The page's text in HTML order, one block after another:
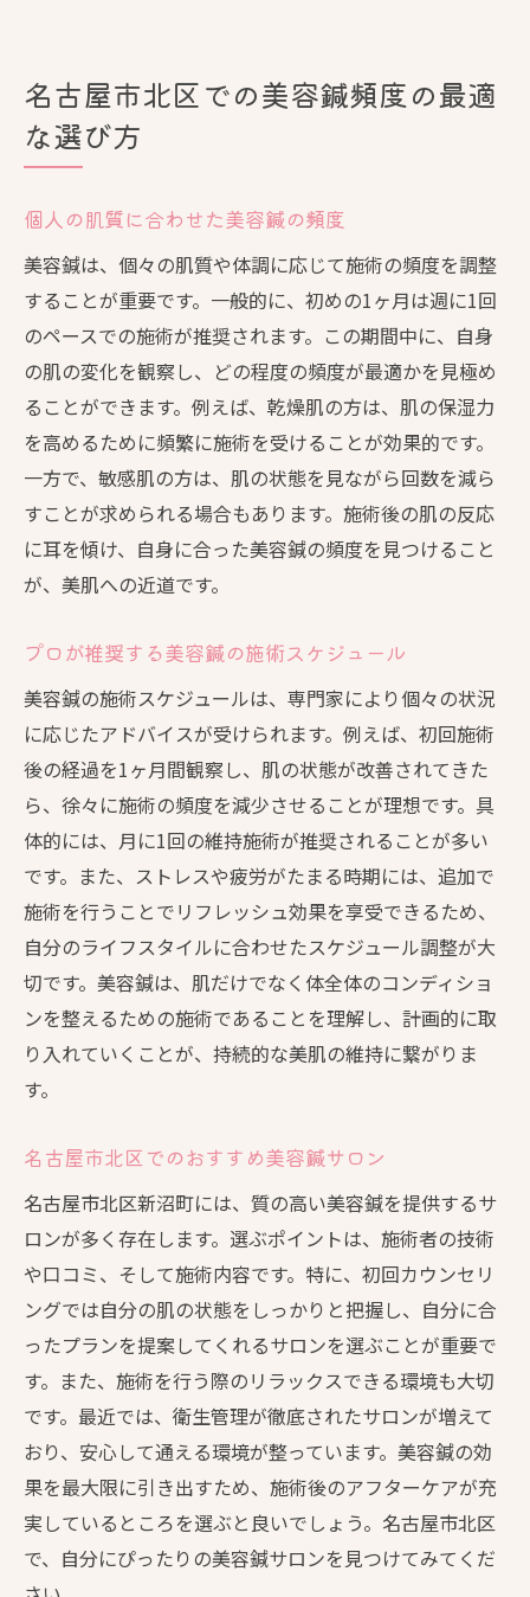
名古屋市北区での美容鍼頻度の最適
な選び方
個人の肌質に合わせた美容鍼の頻度
美容鍼は、個々の肌質や体調に応じて施術の頻度を調整
することが重要です。一般的に、初めの1ヶ月は週に1回
のペースでの施術が推奨されます。この期間中に、自身
の肌の変化を観察し、どの程度の頻度が最適かを見極め
ることができます。例えば、乾燥肌の方は、肌の保湿力
を高めるために頻繁に施術を受けることが効果的です。
一方で、敏感肌の方は、肌の状態を見ながら回数を減ら
すことが求められる場合もあります。施術後の肌の反応
に耳を傾け、自身に合った美容鍼の頻度を見つけること
が、美肌への近道です。
プロが推奨する美容鍼の施術スケジュール
美容鍼の施術スケジュールは、専門家により個々の状況
に応じたアドバイスが受けられます。例えば、初回施術
後の経過を1ヶ月間観察し、肌の状態が改善されてきた
ら、徐々に施術の頻度を減少させることが理想です。具
体的には、月に1回の維持施術が推奨されることが多い
です。また、ストレスや疲労がたまる時期には、追加で
施術を行うことでリフレッシュ効果を享受できるため、
自分のライフスタイルに合わせたスケジュール調整が大
切です。美容鍼は、肌だけでなく体全体のコンディショ
ンを整えるための施術であることを理解し、計画的に取
り入れていくことが、持続的な美肌の維持に繋がりま
す。
名古屋市北区でのおすすめ美容鍼サロン
名古屋市北区新沼町には、質の高い美容鍼を提供するサ
ロンが多く存在します。選ぶポイントは、施術者の技術
や口コミ、そして施術内容です。特に、初回カウンセリ
ングでは自分の肌の状態をしっかりと把握し、自分に合
ったプランを提案してくれるサロンを選ぶことが重要で
す。また、施術を行う際のリラックスできる環境も大切
です。最近では、衛生管理が徹底されたサロンが増えて
おり、安心して通える環境が整っています。美容鍼の効
果を最大限に引き出すため、施術後のアフターケアが充
実しているところを選ぶと良いでしょう。名古屋市北区
で、自分にぴったりの美容鍼サロンを見つけてみてくだ